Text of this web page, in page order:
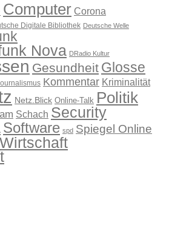
Computer Corona
Digitale Bibliothek Deutsche Welle
Nova DRadio Kultur
Gesundheit Glosse
Kommentar Kriminalität
Netz.Blick Online-Talk Politik
Schach Security
Software spd Spiegel Online
Wirtschaft